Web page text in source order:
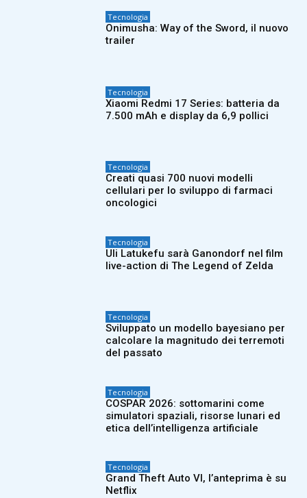
Tecnologia
Onimusha: Way of the Sword, il nuovo
trailer
Tecnologia
Xiaomi Redmi 17 Series: batteria da
7.500 mAh e display da 6,9 pollici
Tecnologia
Creati quasi 700 nuovi modelli
cellulari per lo sviluppo di farmaci
oncologici
Tecnologia
Uli Latukefu sarà Ganondorf nel film
live-action di The Legend of Zelda
Tecnologia
Sviluppato un modello bayesiano per
calcolare la magnitudo dei terremoti
del passato
Tecnologia
COSPAR 2026: sottomarini come
simulatori spaziali, risorse lunari ed
etica dell’intelligenza artificiale
Tecnologia
Grand Theft Auto VI, l’anteprima è su
Netflix